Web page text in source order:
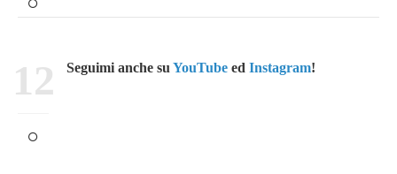
12 Seguimi anche su YouTube ed Instagram!